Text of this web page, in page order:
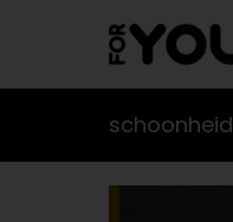
schoonheid